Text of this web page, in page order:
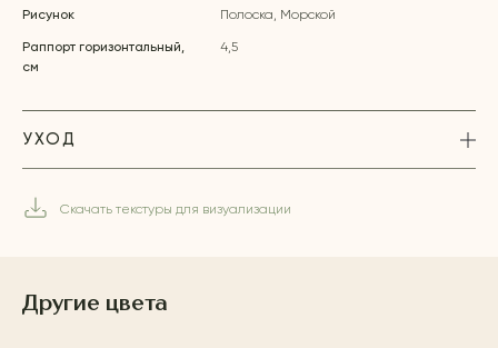
Рисунок Полоска, Морской
Раппорт горизонтальный,
см
4,5
УХОД
Скачать текстуры для визуализации
Другие цвета